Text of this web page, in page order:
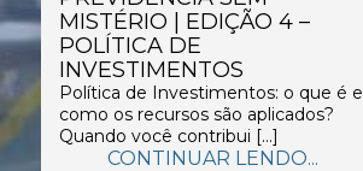
MISTÉRIO | EDIÇÃO 4 –
POLÍTICA DE
INVESTIMENTOS
Política de Investimentos: o que é e
como os recursos são aplicados?
Quando você contribui […]
CONTINUAR LENDO...